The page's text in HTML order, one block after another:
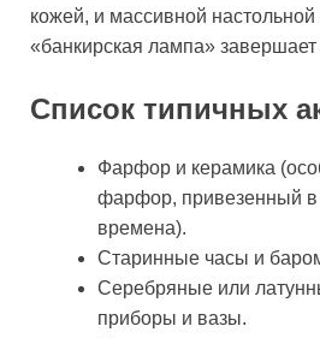
кожей, и массивной
«банкирская лампа» завершает
Список типичных
Фарфор и керамика
фарфор, привезенный
времена).
Старинные часы и
Серебряные или
приборы и вазы.